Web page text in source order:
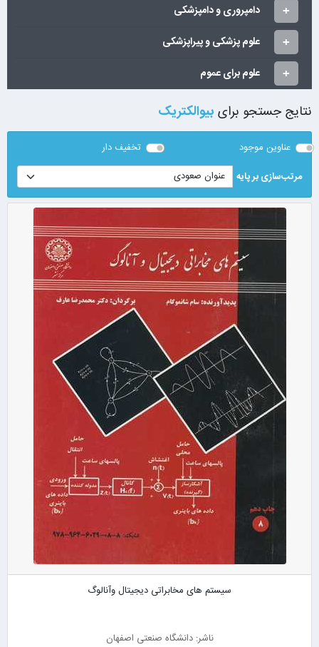
دامپروری و دامپزشکی
علوم پزشکی و پیراپزشکی
علوم برای عموم
نتایج جستجو برای بیوالکتریک
عناوین موجود
تخفیف دار
مرتب‌سازی بر پایه
سیستم های مخابراتی دیجیتال وآنالوگ
ناشر: دانشگاه صنعتی اصفهان